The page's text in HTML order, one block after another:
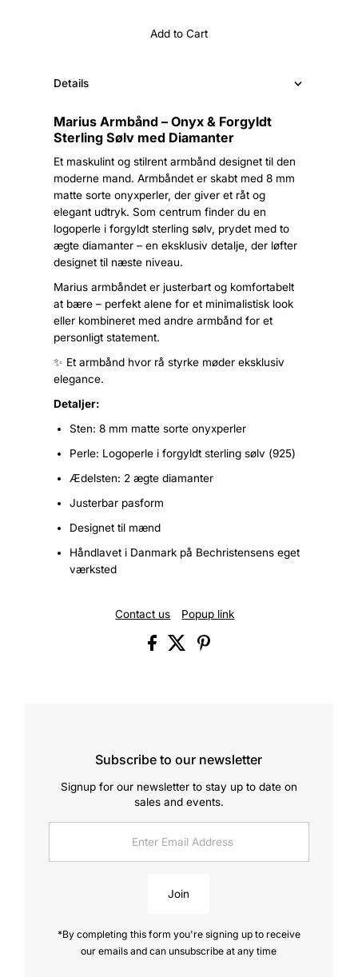
Add to Cart
Details
Marius Armbånd – Onyx & Forgyldt
Sterling Sølv med Diamanter
Et maskulint og stilrent armbånd designet til den
moderne mand. Armbåndet er skabt med 8 mm
matte sorte onyxperler, der giver et råt og
elegant udtryk. Som centrum finder du en
logoperle i forgyldt sterling sølv, prydet med to
ægte diamanter – en eksklusiv detalje, der løfter
designet til næste niveau.
Marius armbåndet er justerbart og komfortabelt
at bære – perfekt alene for et minimalistisk look
eller kombineret med andre armbånd for et
personligt statement.
✨ Et armbånd hvor rå styrke møder eksklusiv
elegance.
Detaljer:
Sten: 8 mm matte sorte onyxperler
Perle: Logoperle i forgyldt sterling sølv (925)
Ædelsten: 2 ægte diamanter
Justerbar pasform
Designet til mænd
Håndlavet i Danmark på Bechristensens eget
værksted
Contact us Popup link
Subscribe to our newsletter
Signup for our newsletter to stay up to date on
sales and events.
Address
Join
*By completing this form you're signing up to receive
our emails and can unsubscribe at any time